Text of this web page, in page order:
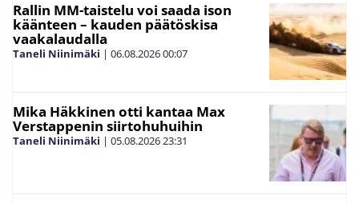
Rallin MM-taistelu voi saada ison
käänteen – kauden päätöskisa
vaakalaudalla
Taneli Niinimäki | 06.08.202600:07
Mika Häkkinen otti kantaa Max
Verstappenin siirtohuhuihin
Taneli Niinimäki | 05.08.202623:31